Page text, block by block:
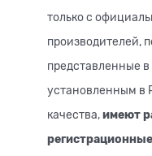
только с
производителей,
представленные
установленным в
качества,имеют